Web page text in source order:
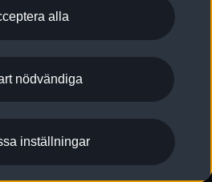
Återförsäljare
om dataläcka
cookies
alla
nödvändiga
inställningar